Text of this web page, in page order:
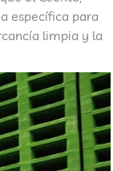
específica para
limpia y la